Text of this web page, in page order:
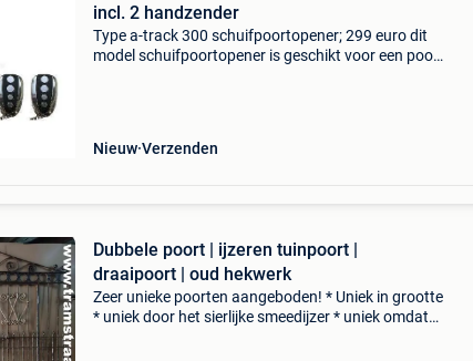
incl. 2 handzender
Type a-track 300 schuifpoortopener; 299 euro dit
model schuifpoortopener is geschikt voor een poort
Nieuw Verzenden
Dubbele poort | ijzeren tuinpoort |
draaipoort | oud hekwerk
Zeer unieke poorten aangeboden! * Uniek in grootte
* uniek door het sierlijke smeedijzer * uniek omdat